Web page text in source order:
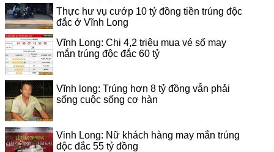
Thực hư vụ cướp 10 tỷ đồng tiền trúng độc
đắc ở Vĩnh Long
Vĩnh Long: Chi 4,2 triệu mua vé số may
mắn trúng độc đắc 60 tỷ
Vĩnh long: Trúng hơn 8 tỷ đồng vẫn phải
sống cuộc sống cơ hàn
Vinh Long: Nữ khách hàng may mắn trúng
độc đắc 55 tỷ đồng